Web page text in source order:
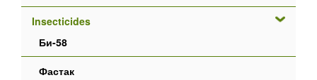
Insecticides
Би-58
Фастак